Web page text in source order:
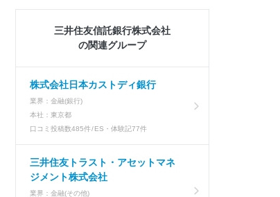
三井住友信託銀行株式会社
の関連グループ
株式会社日本カストディ銀行
業界： 金融(銀行)
本社： 東京都
口コミ投稿数485件 ES・体験記77件
三井住友トラスト・アセットマネ
ジメント株式会社
業界： 金融(その他)